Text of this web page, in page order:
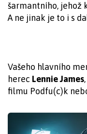
šarmantního, jehož
A ne jinak je to i s
Vašeho hlavního
herec Lennie James
filmu Podfu(c)k